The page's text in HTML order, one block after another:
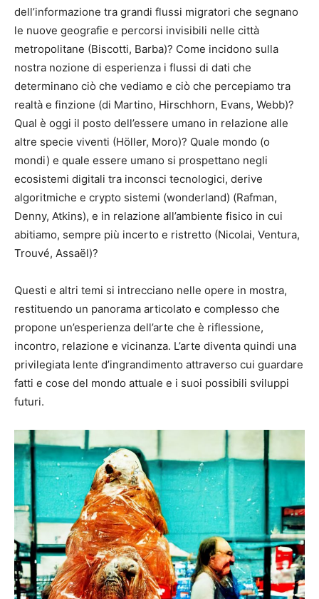
dell’informazione tra grandi flussi migratori che segnano
le nuove geografie e percorsi invisibili nelle città
metropolitane (Biscotti, Barba)? Come incidono sulla
nostra nozione di esperienza i flussi di dati che
determinano ciò che vediamo e ciò che percepiamo tra
realtà e finzione (di Martino, Hirschhorn, Evans, Webb)?
Qual è oggi il posto dell’essere umano in relazione alle
altre specie viventi (Höller, Moro)? Quale mondo (o
mondi) e quale essere umano si prospettano negli
ecosistemi digitali tra inconsci tecnologici, derive
algoritmiche e crypto sistemi (wonderland) (Rafman,
Denny, Atkins), e in relazione all’ambiente fisico in cui
abitiamo, sempre più incerto e ristretto (Nicolai, Ventura,
Trouvé, Assaël)?
Questi e altri temi si intrecciano nelle opere in mostra,
restituendo un panorama articolato e complesso che
propone un’esperienza dell’arte che è riflessione,
incontro, relazione e vicinanza. L’arte diventa quindi una
privilegiata lente d’ingrandimento attraverso cui guardare
fatti e cose del mondo attuale e i suoi possibili sviluppi
futuri.